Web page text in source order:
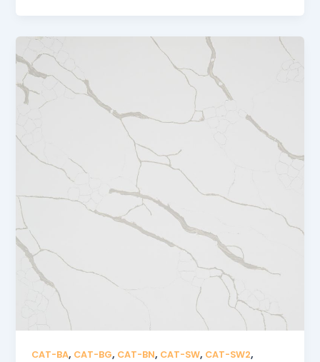
CAT-BA, CAT-BG, CAT-BN, CAT-SW, CAT-SW2,